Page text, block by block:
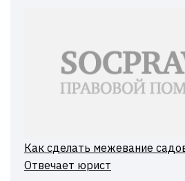
Как сделать межевание
Отвечает юрист